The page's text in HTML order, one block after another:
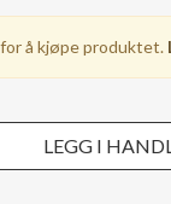
å kjøpe produktet.
LEGG I